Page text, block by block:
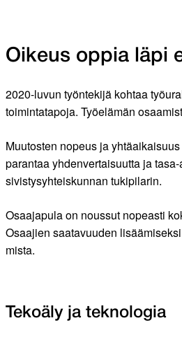
Oikeus oppia läpi
2020-luvun työntekijä kohtaa
toiminta­tapoja. Työelämän
Muutosten nopeus ja
parantaa yhdenvertaisuutta ja
sivistysyhteiskunnan tukipilarin.
Osaajapula on noussut nopeasti
Osaajien saatavuuden
mista.
Tekoäly ja teknologia